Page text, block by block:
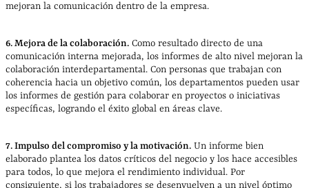
mejoran la comunicación dentro de la empresa.
6. Mejora de la colaboración. Como resultado directo de una
comunicación interna mejorada, los informes de alto nivel mejoran la
colaboración interdepartamental. Con personas que trabajan con
coherencia hacia un objetivo común, los departamentos pueden usar
los informes de gestión para colaborar en proyectos o iniciativas
específicas, logrando el éxito global en áreas clave.
7. Impulso del compromiso y la motivación. Un informe bien
elaborado plantea los datos críticos del negocio y los hace accesibles
para todos, lo que mejora el rendimiento individual. Por
consiguiente, si los trabajadores se desenvuelven a un nivel óptimo